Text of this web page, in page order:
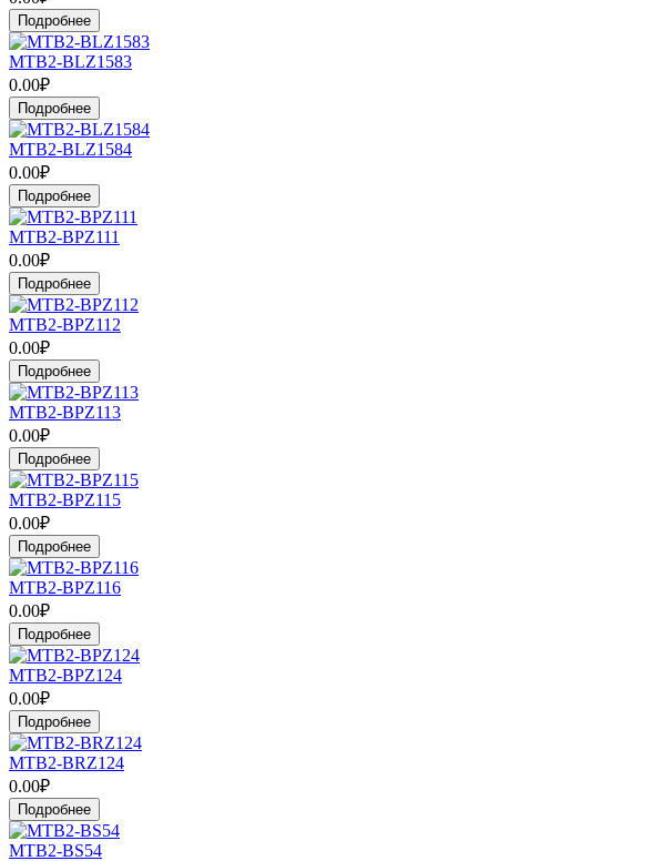
Подробнее
MTB2-BLZ1583
0.00₽
Подробнее
MTB2-BLZ1584
0.00₽
Подробнее
MTB2-BPZ111
0.00₽
Подробнее
MTB2-BPZ112
0.00₽
Подробнее
MTB2-BPZ113
0.00₽
Подробнее
MTB2-BPZ115
0.00₽
Подробнее
MTB2-BPZ116
0.00₽
Подробнее
MTB2-BPZ124
0.00₽
Подробнее
MTB2-BRZ124
0.00₽
Подробнее
MTB2-BS54